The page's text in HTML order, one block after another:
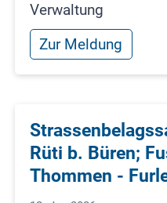
Verwaltung
Zur Meldung
Rüti b. Büren;
Thommen -